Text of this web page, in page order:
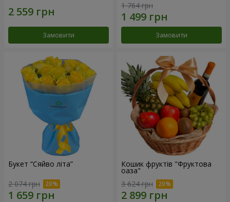
Замовити
1 764 грн
Замовити
Букет “Сяйво літа”
2 074 грн
Кошик фруктів "Фруктова
оаза"
3 624 грн